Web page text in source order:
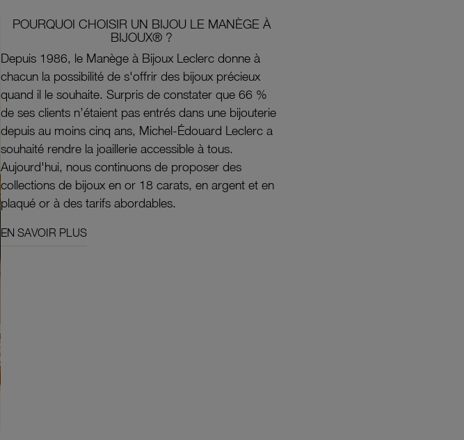
POURQUOI CHOISIR UN BIJOU LE MANÈGE À
BIJOUX® ?
Depuis 1986, le Manège à Bijoux Leclerc donne à
chacun la possibilité de s'offrir des bijoux précieux
quand il le souhaite. Surpris de constater que 66 %
de ses clients n’étaient pas entrés dans une bijouterie
depuis au moins cinq ans, Michel-Édouard Leclerc a
souhaité rendre la joaillerie accessible à tous.
Aujourd'hui, nous continuons de proposer des
collections de bijoux en or 18 carats, en argent et en
plaqué or à des tarifs abordables.
EN SAVOIR PLUS